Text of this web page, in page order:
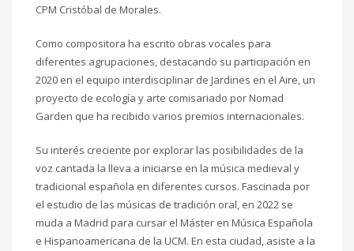
CPM Cristóbal de Morales.
Como compositora ha escrito obras vocales para
diferentes agrupaciones, destacando su participación en
2020 en el equipo interdisciplinar de Jardines en el Aire, un
proyecto de ecología y arte comisariado por Nomad
Garden que ha recibido varios premios internacionales.
Su interés creciente por explorar las posibilidades de la
voz cantada la lleva a iniciarse en la música medieval y
tradicional española en diferentes cursos. Fascinada por
el estudio de las músicas de tradición oral, en 2022 se
muda a Madrid para cursar el Máster en Música Española
e Hispanoamericana de la UCM. En esta ciudad, asiste a la